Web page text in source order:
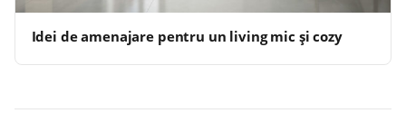
Idei de amenajare pentru un living mic și cozy